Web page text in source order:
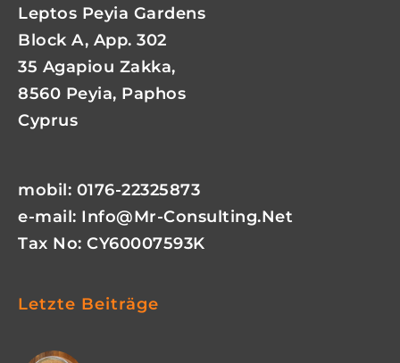
Leptos Peyia Gardens
Block A, App. 302
35 Agapiou Zakka,
8560 Peyia, Paphos
Cyprus
mobil: 0176-22325873
e-mail: Info@mr-Consulting.net
Tax No: CY60007593K
Letzte Beiträge